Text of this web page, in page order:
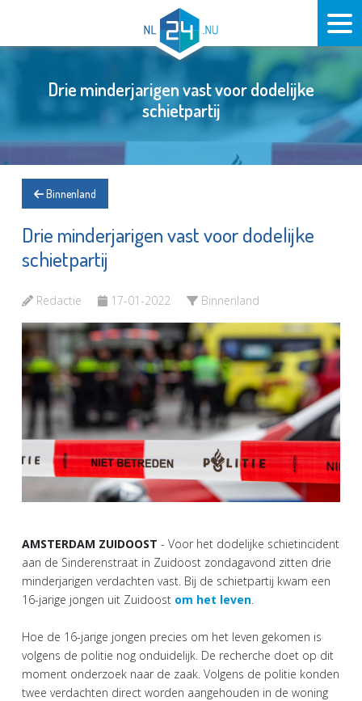
Drie minderjarigen vast voor dodelijke
schietpartij
Binnenland
Drie minderjarigen vast voor dodelijke
schietpartij
Redactie 17-01-2022 Binnenland
AMSTERDAM ZUIDOOST - Voor het dodelijke schietincident
aan de Sinderenstraat in Zuidoost zondagavond zitten drie
minderjarigen verdachten vast. Bij de schietpartij kwam een
16-jarige jongen uit Zuidoost om het leven
Hoe de 16-jarige jongen precies om het leven gekomen is
volgens de politie nog onduidelijk. De recherche doet op dit
moment onderzoek naar de zaak. Volgens de politie konden
twee verdachten direct worden aangehouden in de woning